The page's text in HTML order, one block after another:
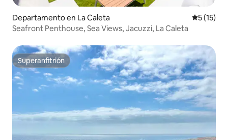
Departamento en La Caleta
5 (15)
Seafront Penthouse, Sea Views, Jacuzzi, La Caleta
Superanfitrión
Superanfitrión